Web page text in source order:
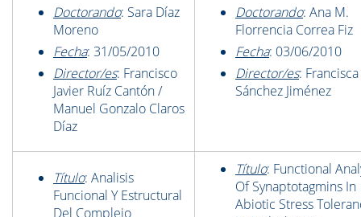
Doctorando: Sara Díaz
Moreno
Fecha: 31/05/2010
Director/es: Francisco
Javier Ruíz Cantón /
Manuel Gonzalo Claros
Díaz
Doctorando: Ana M.
Florrencia Correa Fiz
Fecha: 03/06/2010
Director/es:
Sánchez Jiménez
Título: Analisis
Funcional Y Estructural
Del Complejo
Título: Functional
Of Synaptotagmins In
Abiotic Stress